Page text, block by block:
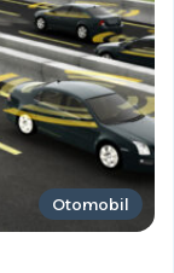
Otomobil